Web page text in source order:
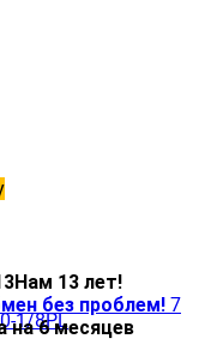
Нам 13 лет!
без проблем! 7
на 6 месяцев